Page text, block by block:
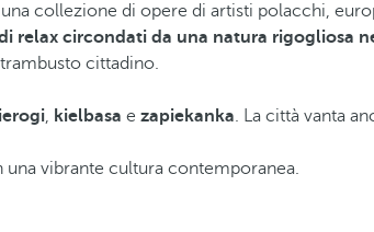
collezione di opere di artisti polacchi,
relax circondati da una natura rigogliosa
cittadino.
, kielbasa e zapiekanka. La città vanta
vibrante cultura contemporanea.